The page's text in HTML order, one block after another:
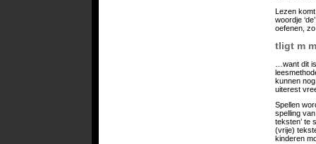
Lezen
woordje
oefenen,
tligt m
…want dit
kunnen
uiterest
Spellen
spelling
teksten’ te
(vrije)
kinderen